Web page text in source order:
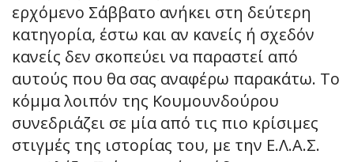
ερχόμενο Σάββατο ανήκει στη δεύτερη
κατηγορία, έστω και αν κανείς ή σχεδόν
κανείς δεν σκοπεύει να παραστεί από
αυτούς που θα σας αναφέρω παρακάτω. Το
κόμμα λοιπόν της Κουμουνδούρου
συνεδριάζει σε μία από τις πιο κρίσιμες
στιγμές της ιστορίας του, με την Ε.Λ.Α.Σ.